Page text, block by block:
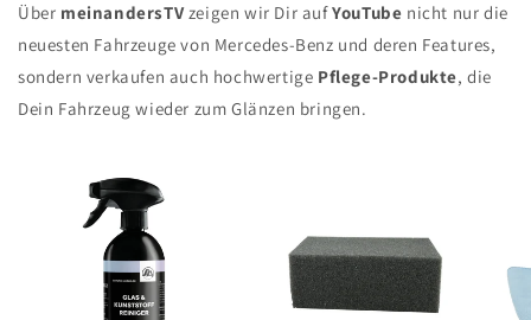
Über meinandersTVzeigen wir Dir aufYouTube nicht nur die
neuesten Fahrzeuge von Mercedes-Benz und deren Features,
sondern verkaufen auch hochwertige Pflege-Produkte, die
Dein Fahrzeug wieder zum Glänzen bringen.